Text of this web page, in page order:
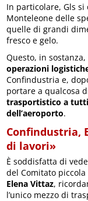
In particolare, Gls
Monteleone delle
quelle di grandi
fresco e gelo.
Questo, in sostanza,
operazioni
Confindustria e,
portare a qualcosa
trasportistico a
dell’aeroporto.
Confindustria,
di lavori»
È soddisfatta di
del Comitato
Elena Vittaz,
l’unico mezzo di